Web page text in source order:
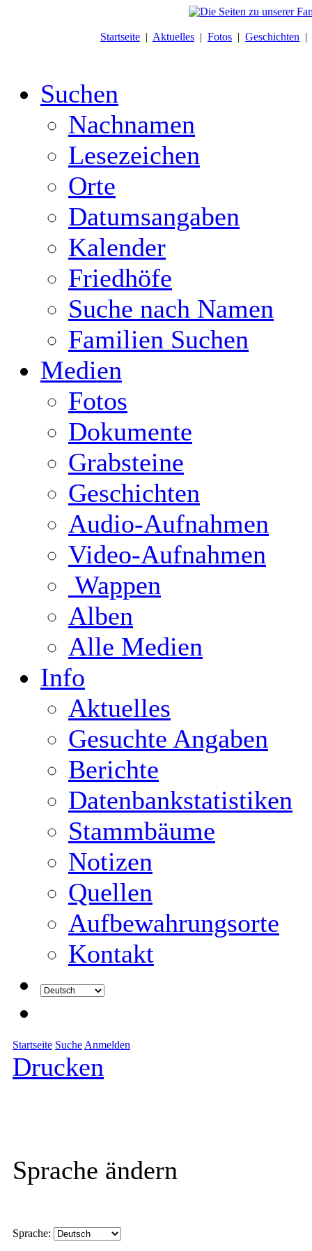
Startseite | Aktuelles | Fotos | Geschichten |
Suchen
Nachnamen
Lesezeichen
Orte
Datumsangaben
Kalender
Friedhöfe
Suche nach Namen
Familien Suchen
Medien
Fotos
Dokumente
Grabsteine
Geschichten
Audio-Aufnahmen
Video-Aufnahmen
Wappen
Alben
Alle Medien
Info
Aktuelles
Gesuchte Angaben
Berichte
Datenbankstatistiken
Stammbäume
Notizen
Quellen
Aufbewahrungsorte
Kontakt
Startseite Suche Anmelden
Drucken
Sprache ändern
Sprache: